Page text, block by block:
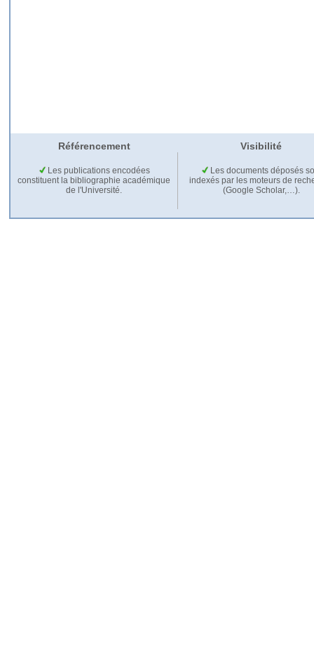
Référencement Visibilité
Les publications encodées
constituent la bibliographie académique
de l'Université.
Les documents déposés
indexés par les moteurs de
(Google Scholar,…).